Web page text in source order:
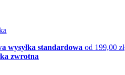
wysyłka standardowa od 199,00 zł
zwrotna